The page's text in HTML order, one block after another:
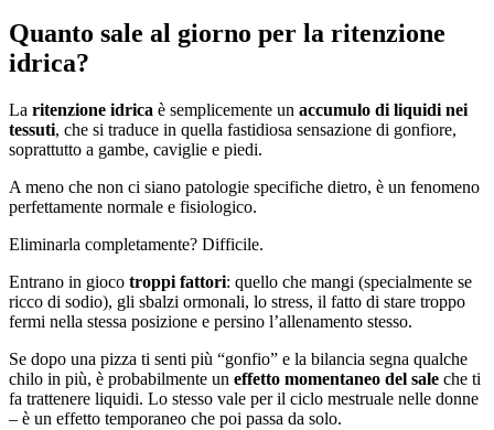
Quanto sale al giorno per la ritenzione
idrica?
La ritenzione idrica è semplicemente un accumulo di liquidi nei
tessuti, che si traduce in quella fastidiosa sensazione di gonfiore,
soprattutto a gambe, caviglie e piedi.
A meno che non ci siano patologie specifiche dietro, è un fenomeno
perfettamente normale e fisiologico.
Eliminarla completamente? Difficile.
Entrano in gioco troppi fattori: quello che mangi (specialmente se
ricco di sodio), gli sbalzi ormonali, lo stress, il fatto di stare troppo
fermi nella stessa posizione e persino l’allenamento stesso.
Se dopo una pizza ti senti più “gonfio” e la bilancia segna qualche
chilo in più, è probabilmente un effetto momentaneo del sale che ti
fa trattenere liquidi. Lo stesso vale per il ciclo mestruale nelle donne
– è un effetto temporaneo che poi passa da solo.